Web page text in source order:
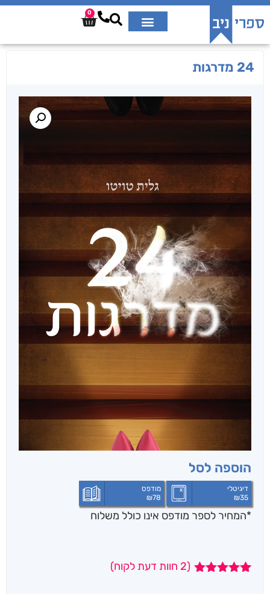
0
24 מדרגות
הוספה לסל
דיגיטלי
₪35
מודפס
₪78
*המחיר לספר מודפס אינו כולל משלוח
(
2 חוות דעת לקוח)